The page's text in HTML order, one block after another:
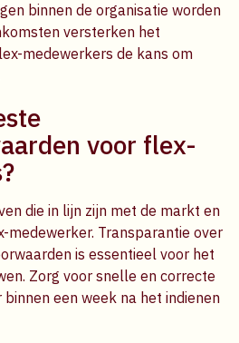
binnen de organisatie worden
versterken het
medewerkers de kans om
voor flex-
die in lijn zijn met de markt en
medewerker. Transparantie over
is essentieel voor het
Zorg voor snelle en correcte
een week na het indienen